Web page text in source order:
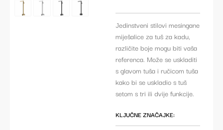
Jedinstveni stilovi mesingane
miješalice za tuš za kadu,
različite boje mogu biti vaša
referenca. Može se uskladiti
s glavom tuša i ručicom tuša
kako bi se uskladio s tuš
setom s tri ili dvije funkcije.
KLJUČNE ZNAČAJKE: